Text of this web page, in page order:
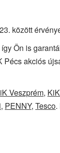
között
Ön is
akciós
Veszprém,
, PENNY, Tesco.